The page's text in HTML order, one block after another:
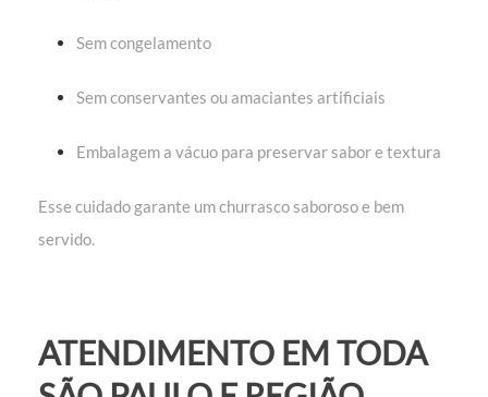
Sem congelamento
Sem conservantes ou amaciantes artificiais
Embalagem a vácuo para preservar sabor e textura
Esse cuidado garante um churrasco saboroso e bem
servido.
ATENDIMENTO EM TODA